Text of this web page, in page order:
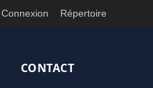
Connexion Répertoire
CONTACT